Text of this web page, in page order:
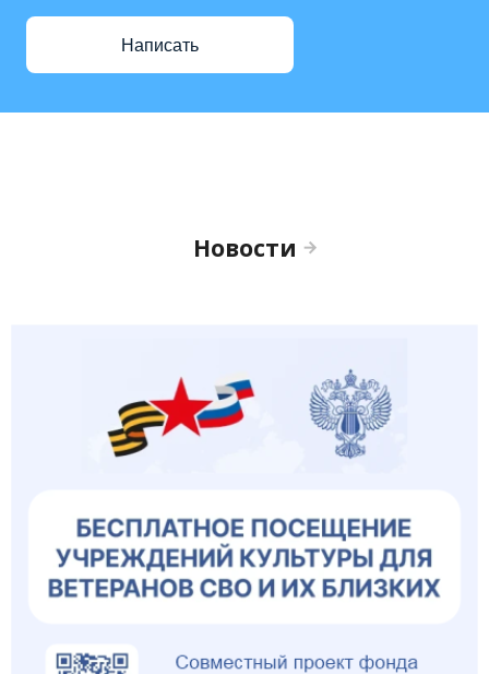
Написать
Новости